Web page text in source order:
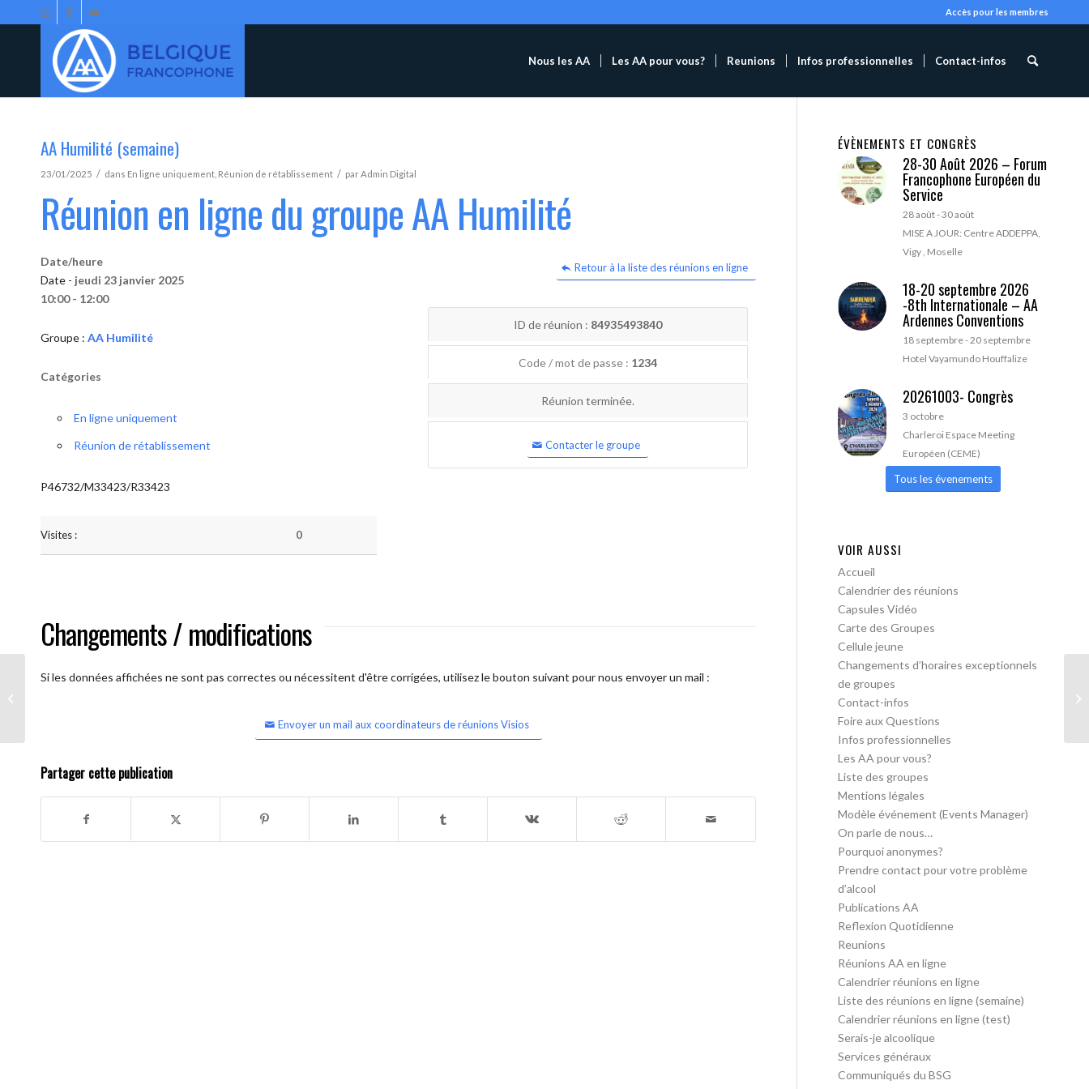
Accès pour les membres
Nous les AA Les AA pour vous? Reunions Infos professionnelles Contact-infos
AA Humilité (semaine)
23/01/2025 / dans En ligne uniquement Réunion de rétablissement / parAdmin Digital
Réunion en ligne du groupe AA Humilité
Retour à la liste des réunions en ligne
Date/heure
Date - jeudi 23 janvier 2025
10:00 - 12:00
Groupe : AA Humilité
Catégories
En ligne uniquement
Réunion de rétablissement
P46732/M33423/R33423
Visites : 0
ID de réunion : 84935493840
Code / mot de passe : 1234
Réunion terminée.
Contacter le groupe
Changements / modifications
Si les données affichées ne sont pas correctes ou nécessitent d'être corrigées, utilisez le bouton suivant pour nous envoyer un mail :
Envoyer un mail aux coordinateurs de réunions Visios
Partager cette publication
ÉVÈNEMENTS ET CONGRÈS
28-30 Août 2026 – Forum
Francophone Européen du
Service
28 août-30 août
MISE A JOUR: Centre ADDEPPA,
Vigy , Moselle
18-20 septembre 2026
-8th Internationale – AA
Ardennes Conventions
18 septembre-20 septembre
Hotel Vayamundo Houffalize
20261003- Congrès
3 octobre
Charleroi Espace Meeting
Européen (CEME)
Tous les évenements
VOIR AUSSI
Accueil
Calendrier des réunions
Capsules Vidéo
Carte des Groupes
Cellule jeune
Changements d’horaires exceptionnels
de groupes
Contact-infos
Foire aux Questions
Infos professionnelles
Les AA pour vous?
Liste des groupes
Mentions légales
Modèle événement (Events Manager)
On parle de nous…
Pourquoi anonymes?
Prendre contact pour votre problème
d’alcool
Publications AA
Reflexion Quotidienne
Reunions
Réunions AA en ligne
Calendrier réunions en ligne
Liste des réunions en ligne (semaine)
Calendrier réunions en ligne (test)
Serais-je alcoolique
Services généraux
Communiqués du BSG